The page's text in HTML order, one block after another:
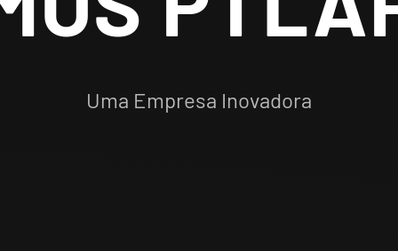
Uma Empresa Inovadora